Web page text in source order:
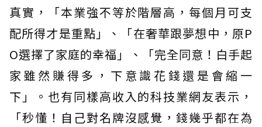
真實，「本業強不等於階層高，每個月可支
配所得才是重點」、「在奢華跟夢想中，原P
O選擇了家庭的幸福」、「完全同意！白手起
家雖然賺得多，下意識花錢還是會縮一
下」。也有同樣高收入的科技業網友表示，
「秒懂！自己對名牌沒感覺，錢幾乎都在為